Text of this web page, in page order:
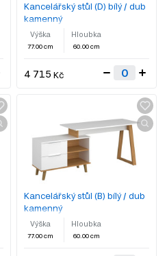
Kancelářský stůl (D) bílý / dub
kamenný
Výška
77.00 cm
Hloubka
60.00 cm
4 715 Kč
Kancelářský stůl (B) bílý / dub
kamenný
Výška
77.00 cm
Hloubka
60.00 cm